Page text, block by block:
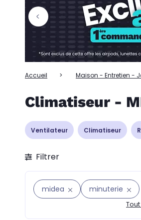
Accueil Maison - Entretien -
Climatiseur -
Ventilateur Climatiseur
Filtrer
midea minuterie